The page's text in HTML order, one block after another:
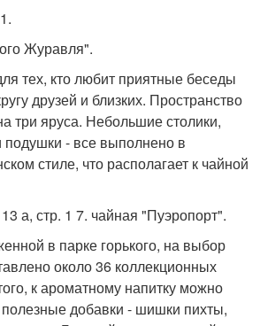
Журавля".
тех, кто любит приятные беседы
друзей и близких. Пространство
три яруса. Небольшие столики,
подушки - все выполнено в
стиле, что располагает к чайной
а, стр. 1 7. чайная "Пуэропорт".
в парке горького, на выбор
около 36 коллекционных
к ароматному напитку можно
добавки - шишки пихты,